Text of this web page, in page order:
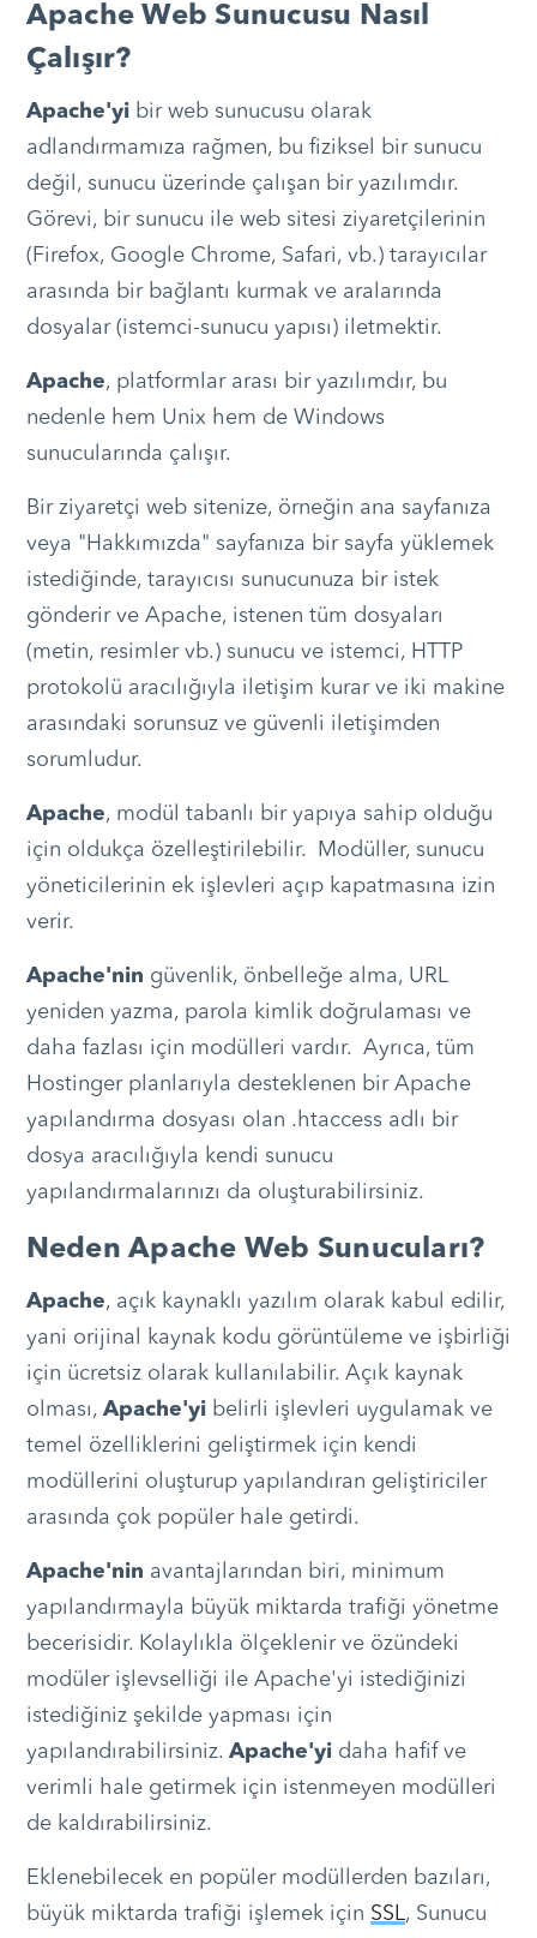
Apache Web Sunucusu Nasıl
Çalışır?
Apache'yibir web sunucusu olarak
adlandırmamıza rağmen, bu fiziksel bir sunucu
değil, sunucu üzerinde çalışan bir yazılımdır.
Görevi, bir sunucu ile web sitesi ziyaretçilerinin
(Firefox, Google Chrome, Safari, vb.) tarayıcılar
arasında bir bağlantı kurmak ve aralarında
dosyalar (istemci-sunucu yapısı) iletmektir.
Apache, platformlar arası bir yazılımdır, bu
nedenle hem Unix hem de Windows
sunucularında çalışır.
Bir ziyaretçi web sitenize, örneğin ana sayfanıza
veya "Hakkımızda" sayfanıza bir sayfa yüklemek
istediğinde, tarayıcısı sunucunuza bir istek
gönderir ve Apache, istenen tüm dosyaları
(metin, resimler vb.) sunucu ve istemci, HTTP
protokolü aracılığıyla iletişim kurar ve iki makine
arasındaki sorunsuz ve güvenli iletişimden
sorumludur.
Apache, modül tabanlı bir yapıya sahip olduğu
için oldukça özelleştirilebilir. Modüller, sunucu
yöneticilerinin ek işlevleri açıp kapatmasına izin
verir.
Apache'nin güvenlik, önbelleğe alma, URL
yeniden yazma, parola kimlik doğrulaması ve
daha fazlası için modülleri vardır. Ayrıca, tüm
Hostinger planlarıyla desteklenen bir Apache
yapılandırma dosyası olan .htaccess adlı bir
dosya aracılığıyla kendi sunucu
yapılandırmalarınızı da oluşturabilirsiniz.
Neden Apache Web Sunucuları?
Apache, açık kaynaklı yazılım olarak kabul edilir,
yani orijinal kaynak kodu görüntüleme ve işbirliği
için ücretsiz olarak kullanılabilir. Açık kaynak
olması, Apache'yibelirli işlevleri uygulamak ve
temel özelliklerini geliştirmek için kendi
modüllerini oluşturup yapılandıran geliştiriciler
arasında çok popüler hale getirdi.
Apache'nin avantajlarından biri, minimum
yapılandırmayla büyük miktarda trafiği yönetme
becerisidir. Kolaylıkla ölçeklenir ve özündeki
modüler işlevselliği ile Apache'yi istediğinizi
istediğiniz şekilde yapması için
yapılandırabilirsiniz. Apache'yidaha hafif ve
verimli hale getirmek için istenmeyen modülleri
de kaldırabilirsiniz.
Eklenebilecek en popüler modüllerden bazıları,
büyük miktarda trafiği işlemek için SSL, Sunucu